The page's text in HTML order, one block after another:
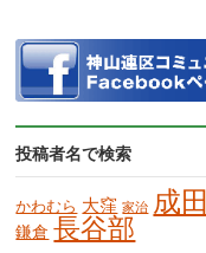
投稿者名で検索
かわむら 大窪 家治 成田
鎌倉 長谷部